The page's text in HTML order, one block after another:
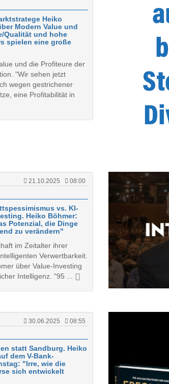
Heiko
Modern Value und
Qualität und hohe
spielen eine große
und die Profiteure der
"Wir sehen jetzt
wegen gestrichener
eine Profitabilität in
21.10.2025
08:00
vs. KI-
Heiko Böhmer:
Potenzial, die Dinge
zu verändern"
im Zeitalter ihrer
Verwertbarkeit.
über Value-Investing
Intelligenz. "95 ...
30.06.2025
08:55
statt Sandburg. Heiko
dem V-Bank-
"Irre, wie die
sich entwickelt